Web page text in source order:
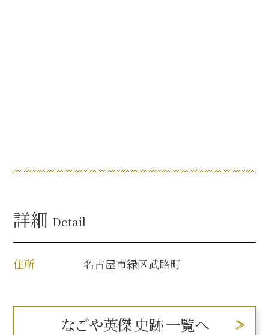
利家関連 史跡 一覧
加藤清正と名古屋の関係
名古屋＜清正＞観光モデルコース
詳細 Detail
住所 名古屋市緑区武路町
なごや英傑 史跡 一覧へ